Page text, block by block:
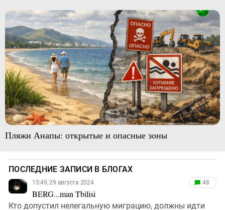
Пляжи Анапы: открытые и опасные зоны
ПОСЛЕДНИЕ ЗАПИСИ В БЛОГАХ
15:49, 29 августа 2024
BERG...man Tbilisi
48
Кто допустил нелегальную миграцию, должны идти